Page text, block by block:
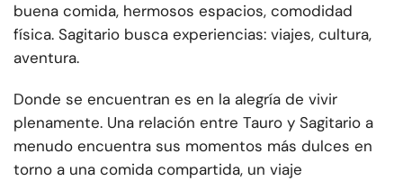
buena comida, hermosos espacios, comodidad
física. Sagitario busca experiencias: viajes, cultura,
aventura.
Donde se encuentran es en la alegría de vivir
plenamente. Una relación entre Tauro y Sagitario a
menudo encuentra sus momentos más dulces en
torno a una comida compartida, un viaje